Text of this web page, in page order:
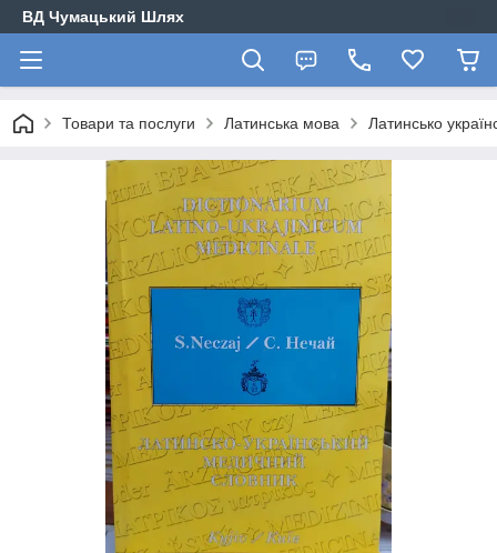
ВД Чумацький Шлях
Товари та послуги Латинська мова Латинсько